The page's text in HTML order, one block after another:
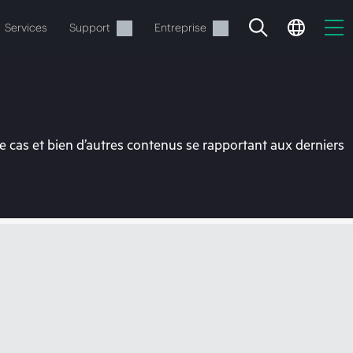
Services Support Entreprise
et bien d’autres contenus se rapportant aux derniers